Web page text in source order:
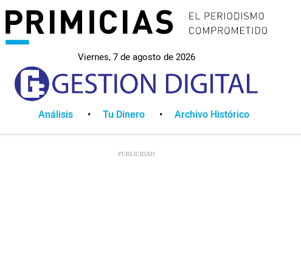
Viernes, 7 de agosto de 2026
Análisis Tu Dinero Archivo Histórico